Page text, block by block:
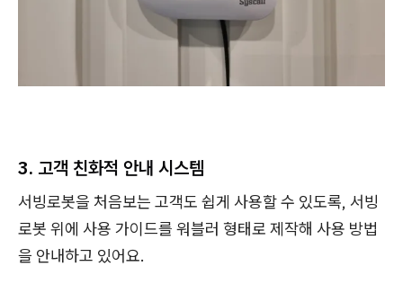
3. 고객 친화적 안내 시스템
서빙로봇을 처음보는 고객도 쉽게 사용할 수 있도록, 서빙
로봇 위에 사용 가이드를 워블러 형태로 제작해 사용 방법
을 안내하고 있어요.